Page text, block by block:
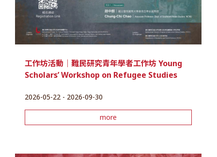
工作坊活動｜難民研究青年學者工作坊 Young
Scholars’ Workshop on Refugee Studies
2026-05-22 - 2026-09-30
more